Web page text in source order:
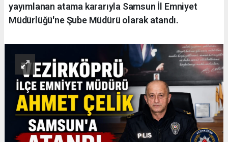
yayımlanan atama kararıyla Samsun İl Emniyet
Müdürlüğü'ne Şube Müdürü olarak atandı.